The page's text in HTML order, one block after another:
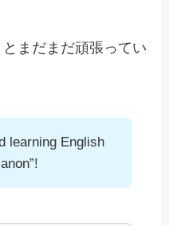
まだまだ頑張ってい
learning English